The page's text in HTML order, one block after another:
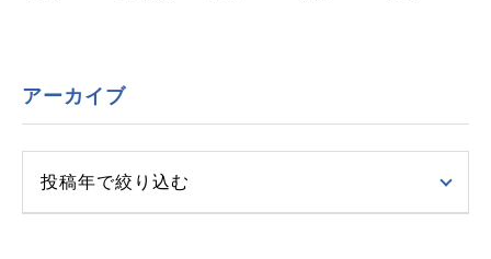
アーカイブ
投稿年で絞り込む